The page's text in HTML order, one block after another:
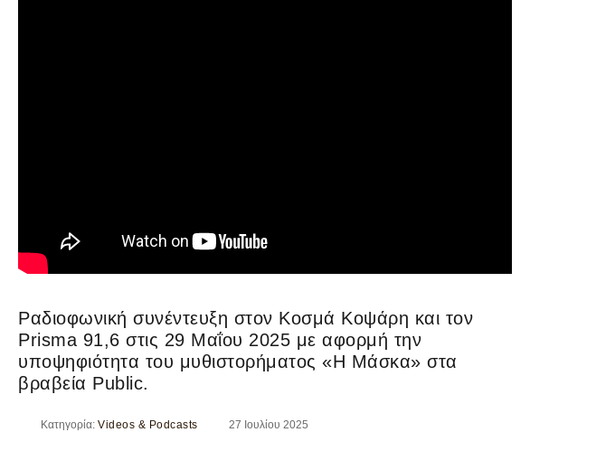
Ραδιοφωνική συνέντευξη στον Κοσμά Κοψάρη και τον
Prisma 91,6 στις 29 Μαΐου 2025 με αφορμή την
υποψηφιότητα του μυθιστορήματος «Η Μάσκα» στα
βραβεία Public.
Κατηγορία: Videos & Podcasts 27 Ιουλίου 2025